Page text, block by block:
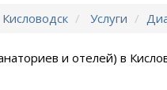
Кисловодск Услуги
и отелей) в